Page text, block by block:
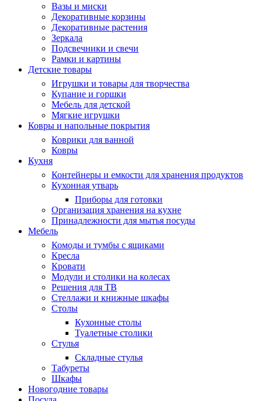
Вазы и миски
Декоративные корзины
Декоративные растения
Зеркала
Подсвечники и свечи
Рамки и картины
Детские товары
Игрушки и товары для творчества
Купание и горшки
Мебель для детской
Мягкие игрушки
Ковры и напольные покрытия
Коврики для ванной
Ковры
Кухня
Контейнеры и емкости для хранения продуктов
Кухонная утварь
Приборы для готовки
Организация хранения на кухне
Принадлежности для мытья посуды
Мебель
Комоды и тумбы с ящиками
Кресла
Кровати
Модули и столики на колесах
Решения для ТВ
Стеллажи и книжные шкафы
Столы
Кухонные столы
Туалетные столики
Стулья
Складные стулья
Табуреты
Шкафы
Новогодние товары